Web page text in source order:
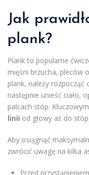
Jak
plank?
Plank to popularne
mięśni brzucha, pleców
plank, należy rozpocząć
następnie unieść ciało,
palcach stóp.
linii od głowy aż do
Aby osiągnąć
zwrócić uwagę na kilka
Przed